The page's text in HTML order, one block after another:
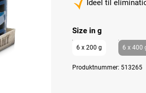
Ideel til
Select
Size in g
6 x 200 g 6 x 400
Produktnummer: 513265